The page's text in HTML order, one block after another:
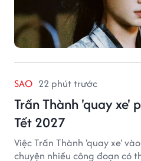
SAO 22 phút trước
Trấn Thành 'quay xe'
Tết 2027
Việc Trấn Thành 'quay xe'
chuyện nhiều công đoạn có